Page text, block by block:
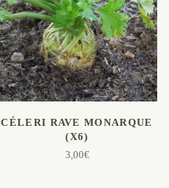
AJOUTER AU PANIER
CÉLERI RAVE MONARQUE
(X6)
3,00€